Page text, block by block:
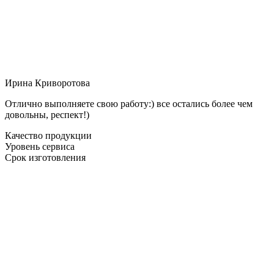
Ирина Криворотова
Отлично выполняете свою работу:) все остались более чем
довольны, респект!)
Качество продукции
Уровень сервиса
Срок изготовления